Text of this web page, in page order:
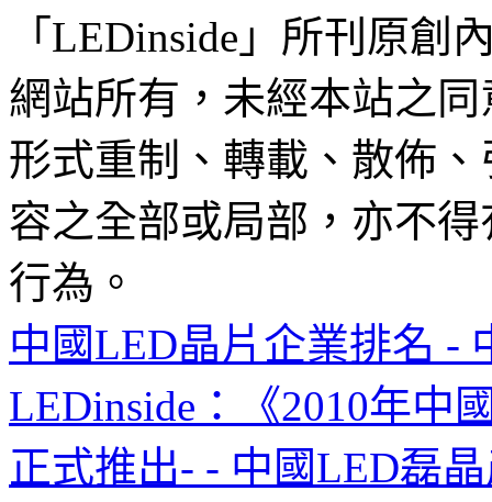
「LEDinside」所刊原創
網站所有，未經本站之
形式重制、轉載、散佈
容之全部或局部，亦不
行為。
中國LED晶片企業排名 -
LEDinside：《2010年中
正式推出- - 中國LED磊